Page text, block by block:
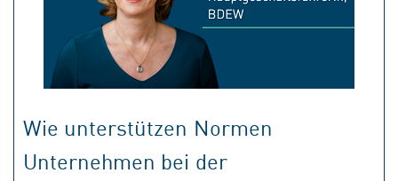
Wie unterstützen Normen
Unternehmen bei der